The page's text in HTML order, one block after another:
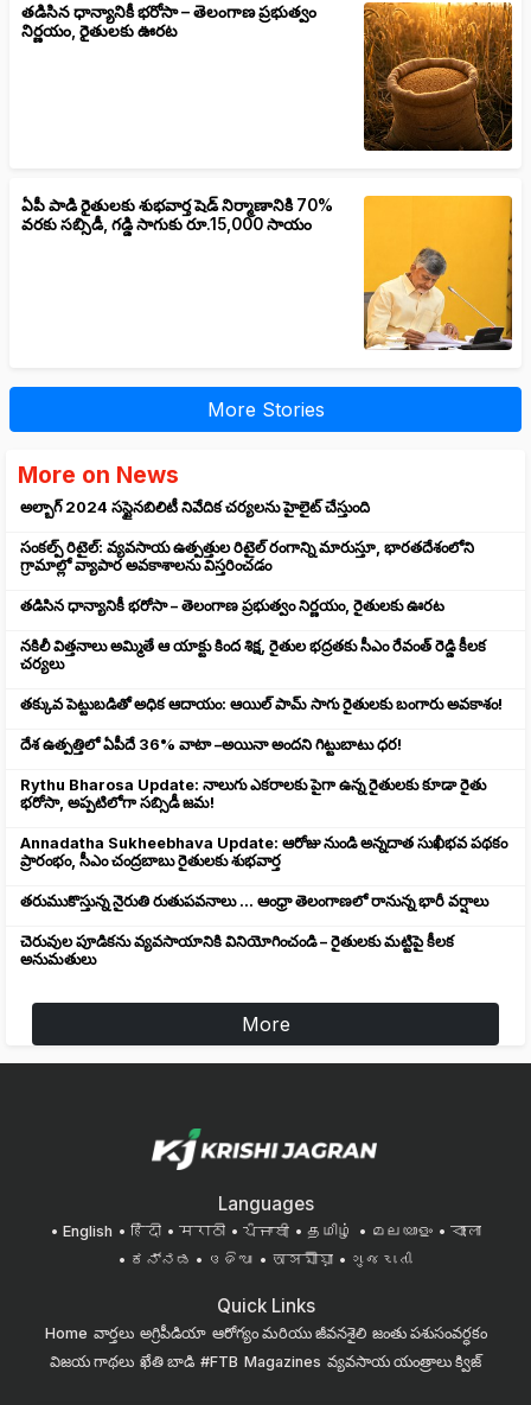
తడిసిన ధాన్యానికీ భరోసా – తెలంగాణ ప్రభుత్వం
నిర్ణయం, రైతులకు ఊరట
ఏపీ పాడి రైతులకు శుభవార్త షెడ్ నిర్మాణానికి 70%
వరకు సబ్సిడీ, గడ్డి సాగుకు రూ.15,000 సాయం
More Stories
More on News
అల్బాగ్ 2024 సస్టైనబిలిటీ నివేదిక చర్యలను హైలైట్ చేస్తుంది
సంకల్ప్ రిటైల్: వ్యవసాయ ఉత్పత్తుల రిటైల్ రంగాన్ని మారుస్తూ, భారతదేశంలోని
గ్రామాల్లో వ్యాపార అవకాశాలను విస్తరించడం
తడిసిన ధాన్యానికీ భరోసా – తెలంగాణ ప్రభుత్వం నిర్ణయం, రైతులకు ఊరట
నకిలీ విత్తనాలు అమ్మితే ఆ యాక్టు కింద శిక్ష, రైతుల భద్రతకు సీఎం రేవంత్ రెడ్డి కీలక
చర్యలు
తక్కువ పెట్టుబడితో అధిక ఆదాయం: ఆయిల్ పామ్ సాగు రైతులకు బంగారు అవకాశం!
దేశ ఉత్పత్తిలో ఏపీదే 36% వాటా –అయినా అందని గిట్టుబాటు ధర!
Rythu Bharosa Update: నాలుగు ఎకరాలకు పైగా ఉన్న రైతులకు కూడా రైతు
భరోసా, అప్పటిలోగా సబ్సిడీ జమ!
Annadatha Sukheebhava Update: ఆరోజు నుండి అన్నదాత సుఖీభవ పథకం
ప్రారంభం, సీఎం చంద్రబాబు రైతులకు శుభవార్త
తరుముకొస్తున్న నైరుతి రుతుపవనాలు ... ఆంధ్రా తెలంగాణలో రానున్న భారీ వర్షాలు
చెరువుల పూడికను వ్యవసాయానికి వినియోగించండి – రైతులకు మట్టిపై కీలక
అనుమతులు
More
Languages
English हिंदी मराठी ਪੰਜਾਬੀ தமிழ் മലയാളം
বাংলা
ಕನ್ನಡ
ଓଡିଆ অসমীয়া ગુજરાતી
Quick Links
Home వార్తలు అగ్రిపీడియా ఆరోగ్యం మరియు జీవనశైలి జంతు పశుసంవర్ధకం
విజయ గాథలు ఖేతి బాడి #FTB Magazines వ్యవసాయ యంత్రాలు క్విజ్